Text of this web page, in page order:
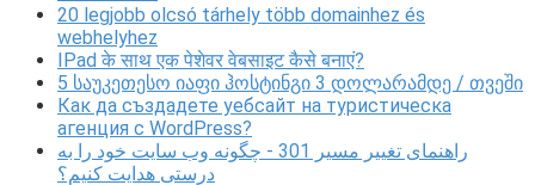
20 legjobb olcsó tárhely több domainhez és
webhelyhez
IPad के साथ एक पेशेवर वेबसाइट कैसे बनाएं?
5 საუკეთესო იაფი ჰოსტინგი 3 დოლარამდე / თვეში
Как да създадете уебсайт на туристическа
агенция с WordPress?
راهنمای تغییر مسیر 301 - چگونه وب سایت خود را به
درستی هدایت کنیم؟